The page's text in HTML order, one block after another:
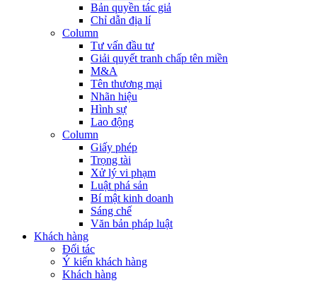
Bản quyền tác giả
Chỉ dẫn địa lí
Column
Tư vấn đầu tư
Giải quyết tranh chấp tên miền
M&A
Tên thương mại
Nhãn hiệu
Hình sự
Lao động
Column
Giấy phép
Trọng tài
Xử lý vi phạm
Luật phá sản
Bí mật kinh doanh
Sáng chế
Văn bản pháp luật
Khách hàng
Đối tác
Ý kiến khách hàng
Khách hàng